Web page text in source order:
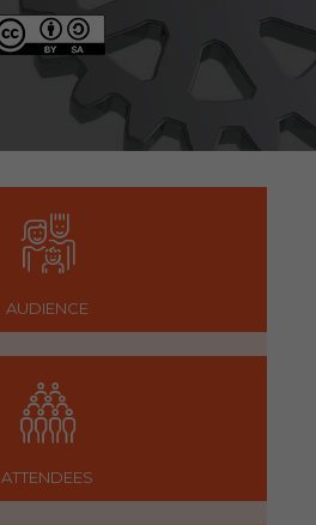
AUDIENCE
ATTENDEES